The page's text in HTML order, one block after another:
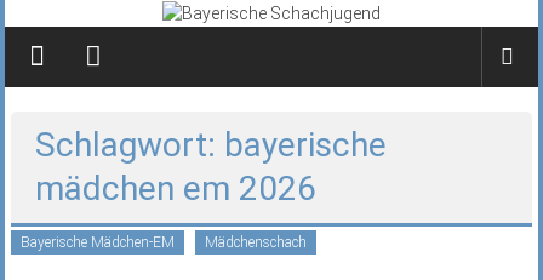
springen
Schlagwort: bayerische
mädchen em 2026
Bayerische Mädchen-EM Mädchenschach